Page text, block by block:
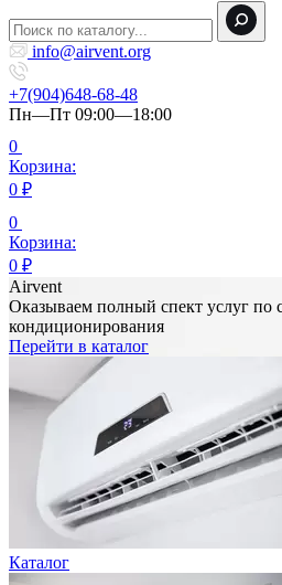
info@airvent.org
+7(904)648-68-48
Пн—Пт 09:00—18:00
0
Корзина:
0 ₽
0
Корзина:
0 ₽
Airvent
Оказываем полный спект услуг по
кондиционирования
Перейти в каталог
Каталог